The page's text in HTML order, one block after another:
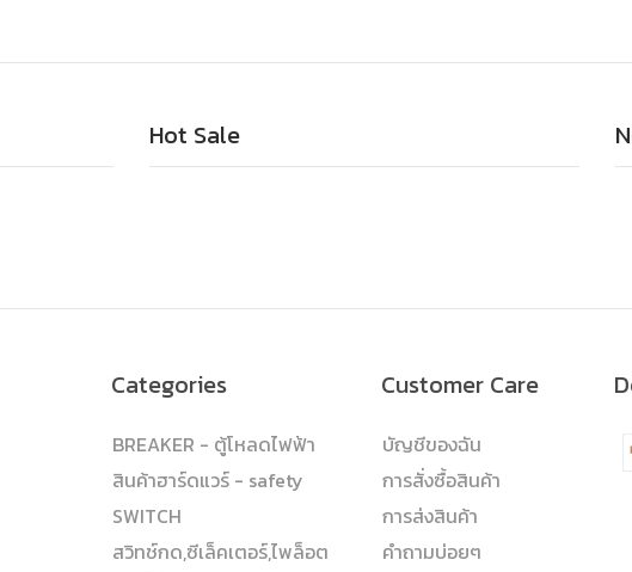
Hot Sale
Categories
BREAKER - ตู้โหลดไฟฟ้า
สินค้าฮาร์ดแวร์ - safety
SWITCH
สวิทช์กด,ซีเล็คเตอร์,ไพล็อต
Customer Care
บัญชีของฉัน
การสั่งซื้อสินค้า
การส่งสินค้า
คำถามบ่อยๆ